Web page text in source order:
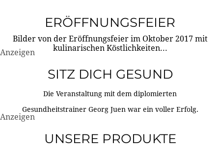
ERÖFFNUNGSFEIER
Bilder von der Eröffnungsfeier im Oktober 2017 mit
kulinarischen Köstlichkeiten...
Anzeigen
SITZ DICH GESUND
Die Veranstaltung mit dem diplomierten
Gesundheitstrainer Georg Juen war ein voller Erfolg.
Anzeigen
UNSERE PRODUKTE